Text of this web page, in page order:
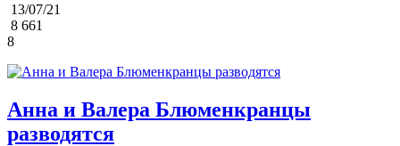
13/07/21
8 661
8
Анна и Валера Блюменкранцы
разводятся